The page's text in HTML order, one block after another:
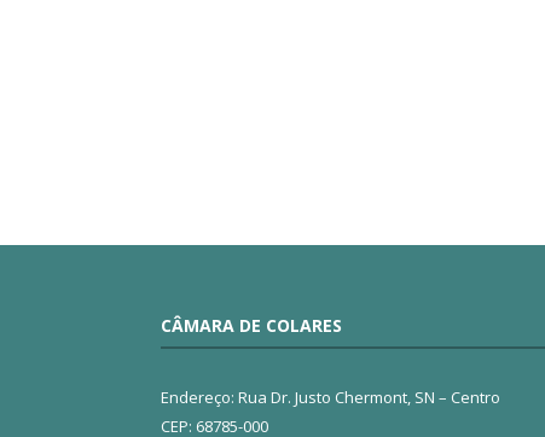
CÂMARA DE COLARES
Endereço: Rua Dr. Justo Chermont, SN – Centro
CEP: 68785-000